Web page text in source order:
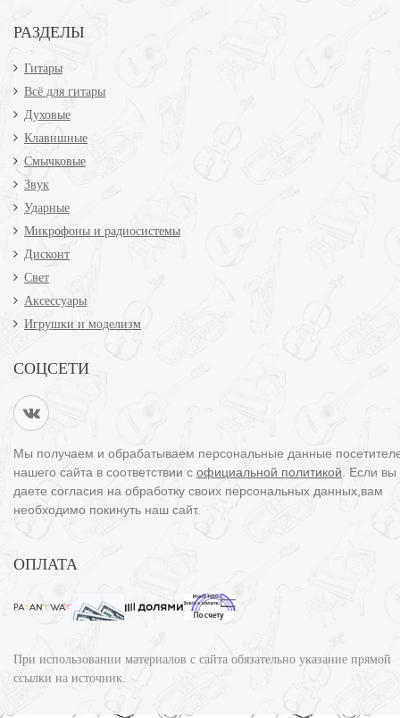
РАЗДЕЛЫ
Гитары
Всё для гитары
Духовые
Клавишные
Смычковые
Звук
Ударные
Микрофоны и радиосистемы
Дисконт
Свет
Аксессуары
Игрушки и моделизм
СОЦСЕТИ
Мы получаем и обрабатываем персональные данные
нашего сайта в соответствии с официальной политикой . Если
даете согласия на обработку своих персональных данных,вам
необходимо покинуть наш сайт.
ОПЛАТА
При использовании материалов с сайта обязательно указание прямой
ссылки на источник.